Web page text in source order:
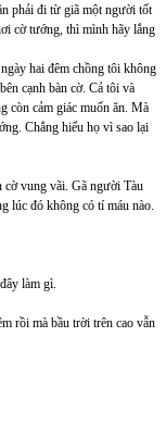
phải đi từ giã một người tốt
cờ tướng, thì mình hãy lắng
hai đêm chồng tôi không
cạnh bàn cờ. Cả tôi và
còn cảm giác muốn ăn. Mà
Chẳng hiểu họ vì sao lại
cờ vung vãi. Gã người Tàu
lúc đó không có tí máu nào.
làm gì.
rồi mà bầu trời trên cao vẫn